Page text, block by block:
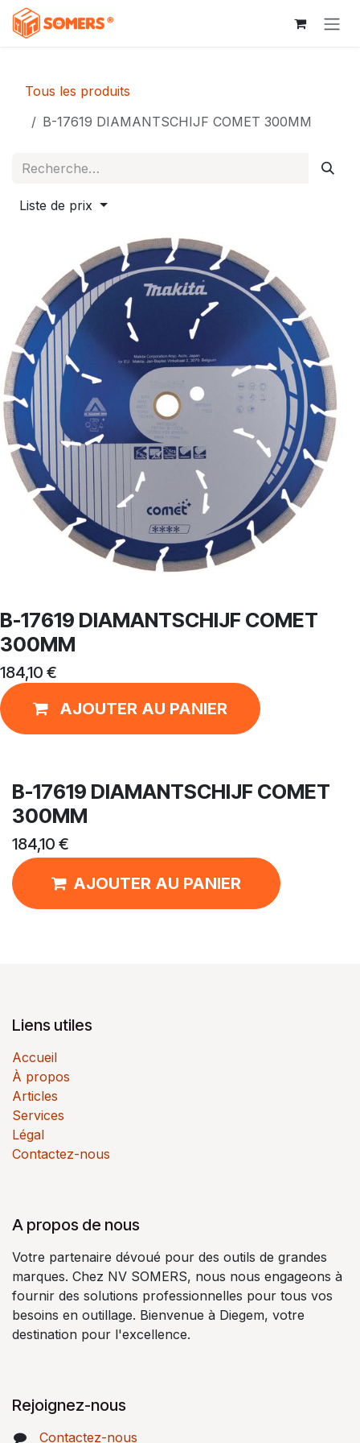
Se rendre au contenu
Tous les produits
B-17619 DIAMANTSCHIJF COMET 300MM
Liste de prix
B-17619 DIAMANTSCHIJF COMET
300MM
184,10 €
AJOUTER AU PANIER
B-17619 DIAMANTSCHIJF COMET
300MM
184,10 €
AJOUTER AU PANIER
Liens utiles
Accueil
À propos
Articles
Services
Légal
Contactez-nous
A propos de nous
Votre partenaire dévoué pour des outils de grandes
marques. Chez NV SOMERS, nous nous engageons à
fournir des solutions professionnelles pour tous vos
besoins en outillage. Bienvenue à Diegem, votre
destination pour l'excellence.
Rejoignez-nous
Contactez-nous